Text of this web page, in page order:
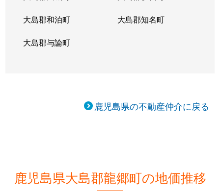
大島郡和泊町 大島郡知名町
大島郡与論町
鹿児島県の不動産仲介に戻る
鹿児島県大島郡龍郷町の地価推移